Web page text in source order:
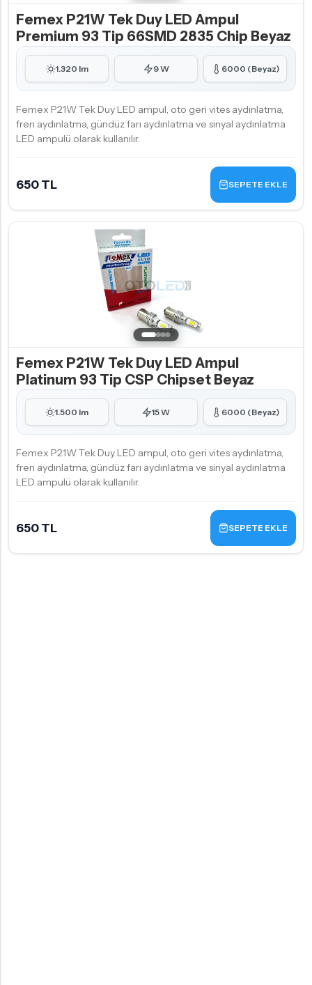
Femex P21W Tek Duy LED Ampul
Premium 93 Tip 66SMD 2835 Chip Beyaz
1.320 lm 9 W 6000 (Beyaz)
Femex P21W Tek Duy LED ampul, oto geri vites aydınlatma,
fren aydınlatma, gündüz farı aydınlatma ve sinyal aydınlatma
LED ampulü olarak kullanılır.
650 TL SEPETE EKLE
Femex P21W Tek Duy LED Ampul
Platinum 93 Tip CSP Chipset Beyaz
1.500 lm 15 W 6000 (Beyaz)
Femex P21W Tek Duy LED ampul, oto geri vites aydınlatma,
fren aydınlatma, gündüz farı aydınlatma ve sinyal aydınlatma
LED ampulü olarak kullanılır.
650 TL SEPETE EKLE